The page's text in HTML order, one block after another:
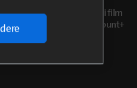
in sala: più di 300 nuovi film
CANAL+, oltre a Paramount+